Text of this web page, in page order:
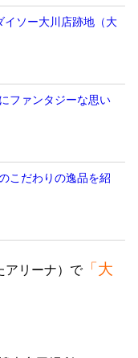
イソー大川店跡地（大
ファンタジーな思い
こだわりの逸品を紹
アリーナ）で「大